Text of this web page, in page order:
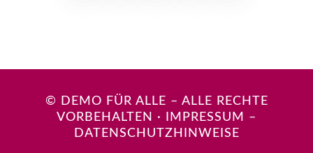
© DEMO FÜR ALLE – ALLE RECHTE
VORBEHALTEN · IMPRESSUM
–
DATENSCHUTZHINWEISE